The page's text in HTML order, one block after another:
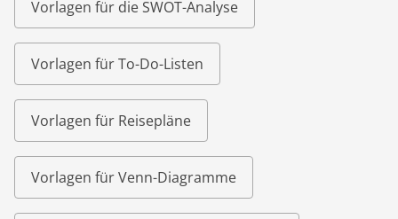
Vorlagen für die SWOT-Analyse
Vorlagen für To-Do-Listen
Vorlagen für Reisepläne
Vorlagen für Venn-Diagramme